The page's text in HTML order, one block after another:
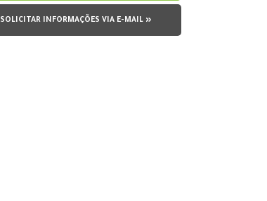
SOLICITAR INFORMAÇÕES VIA E-MAIL »